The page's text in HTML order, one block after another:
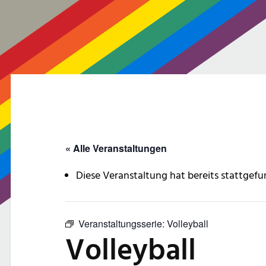
« Alle Veranstaltungen
Diese Veranstaltung hat bereits
Veranstaltungsserie: Volleyball
Volleyball